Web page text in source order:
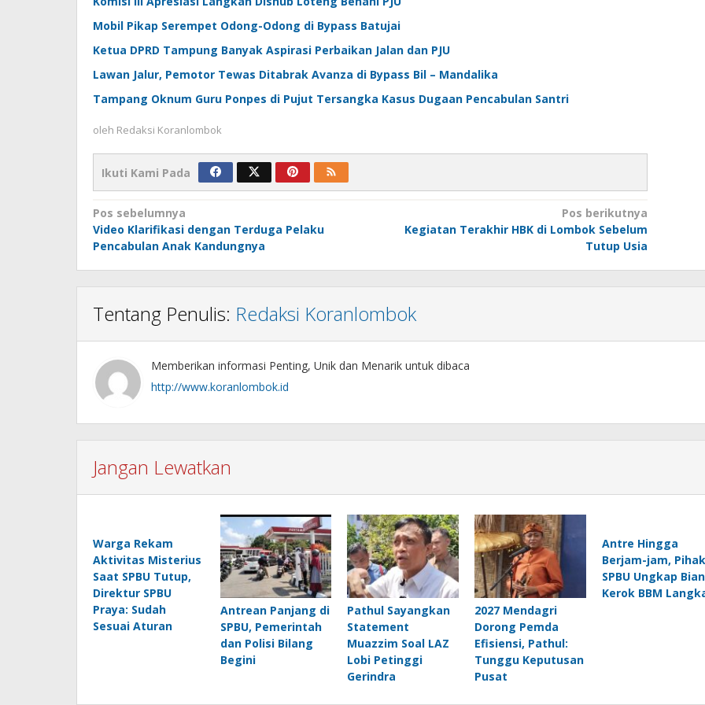
Mobil Pikap Serempet Odong-Odong di Bypass Batujai
Ketua DPRD Tampung Banyak Aspirasi Perbaikan Jalan dan PJU
Lawan Jalur, Pemotor Tewas Ditabrak Avanza di Bypass Bil – Mandalika
Tampang Oknum Guru Ponpes di Pujut Tersangka Kasus Dugaan Pencabulan Santri
oleh Redaksi Koranlombok
Ikuti Kami Pada
Navigasi
pos
Pos sebelumnya
Video Klarifikasi dengan Terduga Pelaku
Pencabulan Anak Kandungnya
Pos berikutnya
Kegiatan Terakhir HBK di Lombok Sebelum
Tutup Usia
Tentang Penulis: Redaksi Koranlombok
Memberikan informasi Penting, Unik dan Menarik untuk dibaca
http://www.koranlombok.id
Jangan Lewatkan
Warga Rekam
Aktivitas Misterius
Saat SPBU Tutup,
Direktur SPBU
Praya: Sudah
Sesuai Aturan
Antrean Panjang di
SPBU, Pemerintah
dan Polisi Bilang
Begini
Pathul Sayangkan
Statement
Muazzim Soal LAZ
Lobi Petinggi
Gerindra
2027 Mendagri
Dorong Pemda
Efisiensi, Pathul:
Tunggu Keputusan
Pusat
Antre Hingga
Berjam-jam, Pihak
SPBU Ungkap
Kerok BBM